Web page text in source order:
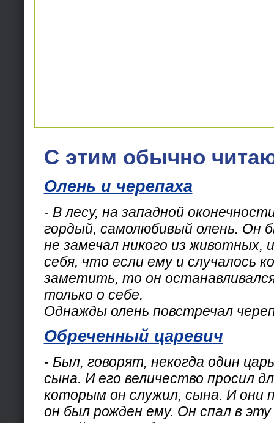
С этим обычно
Олень и черепаха
- В лесу, на западной
гордый, самолюбивый олень. Он
не замечал никого из животных,
себя, что если ему и случалось
заметить, то он
только о себе.
Однажды олень повстречал
Обреченный царевич
- Был, говорят, некогда один
сына. И его величество просил
которым он служил, сына. И они
он был рожден ему. Он спал в эту